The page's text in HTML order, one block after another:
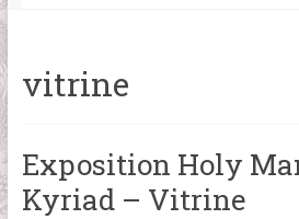
vitrine
Exposition Holy
Kyriad – Vitrine